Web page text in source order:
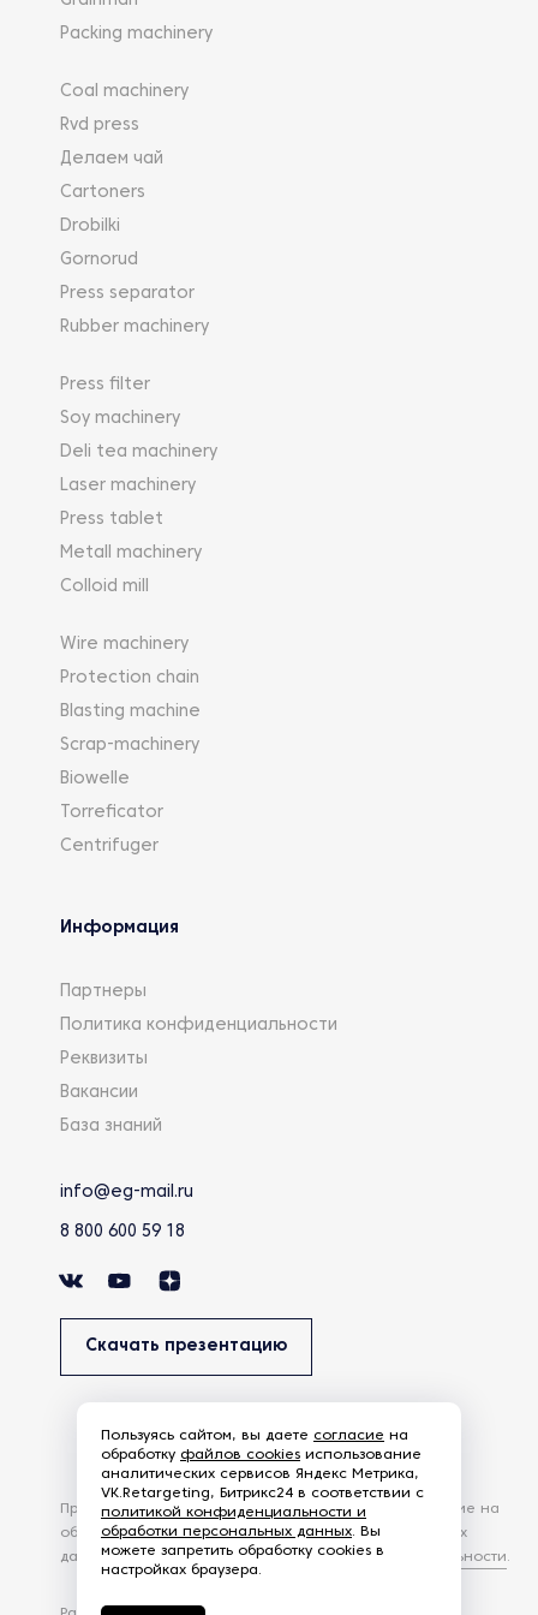
реального времени отслеживать
изменять рабочие параметры.
Packing machinery
Coal machinery
Rvd press
Делаем чай
Cartoners
Drobilki
Gornorud
Press separator
Rubber machinery
Press filter
Soy machinery
Deli tea machinery
Laser machinery
Press tablet
Metall machinery
Colloid mill
Wire machinery
Protection chain
Blasting machine
Scrap-machinery
Biowelle
Torreficator
Centrifuger
Информация
Партнеры
Политика конфиденциальности
Реквизиты
Вакансии
База знаний
info@eg-mail.ru
8 800 600 59 18
Скачать презентацию
Продолжая использовать наш сайт, вы даете согласие на
обработку файлов Cookies и других пользовательских
данных, в соответствии сПолитикой конфиденциальности.
Пользуясь сайтом, вы даете согласие на
обработку файлов cookies использование
аналитических сервисов Яндекс Метрика,
VK.Retargeting, Битрикс24 в соответствии с
политикой конфиденциальности и
обработки персональных данных. Вы
можете запретить обработку cookies в
настройках браузера.